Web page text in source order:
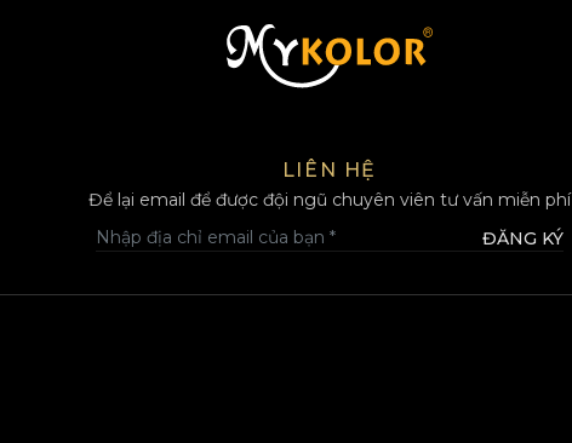
MYKOLOR
LIÊN HỆ
Để lại email để được đội ngũ chuyên viên tư vấn miễn phí
ĐĂNG KÝ